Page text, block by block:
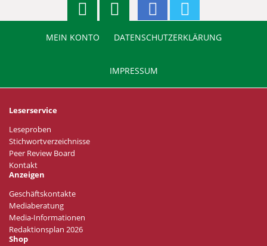
MEIN KONTO DATENSCHUTZERKLÄRUNG
IMPRESSUM
Leserservice
Leseproben
Stichwortverzeichnisse
Peer Review Board
Kontakt
Anzeigen
Geschäftskontakte
Mediaberatung
Media-Informationen
Redaktionsplan 2026
Shop